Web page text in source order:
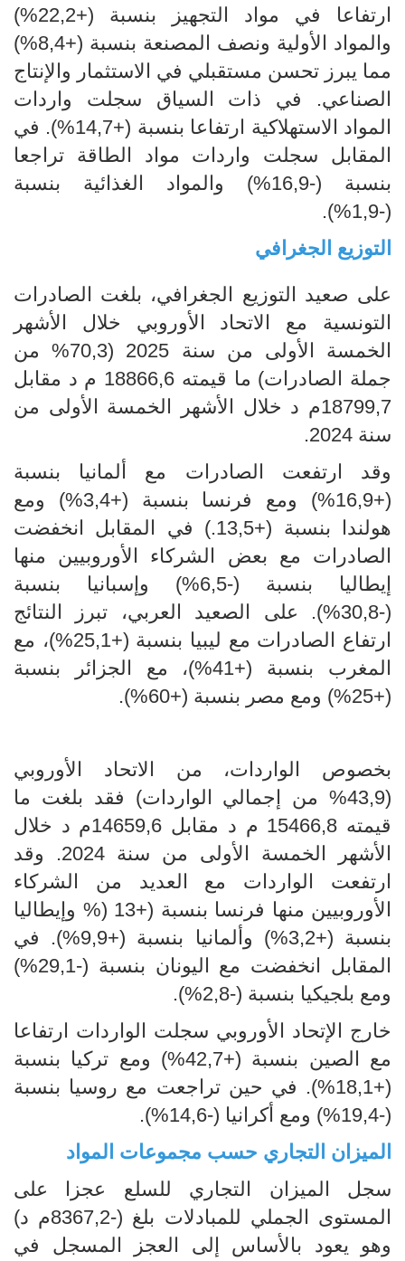
ارتفاعا في مواد التجهيز بنسبة (+22,2%)
والمواد الأولية ونصف المصنعة بنسبة (+8,4%)
مما يبرز تحسن مستقبلي في الاستثمار والإنتاج
الصناعي. في ذات السياق سجلت واردات
المواد الاستهلاكية ارتفاعا بنسبة (+14,7%). في
المقابل سجلت واردات مواد الطاقة تراجعا
بنسبة (-16,9%) والمواد الغذائية بنسبة
(-1,9%).
التوزيع الجغرافي
على صعيد التوزيع الجغرافي، بلغت الصادرات
التونسية مع الاتحاد الأوروبي خلال الأشهر
الخمسة الأولى من سنة 2025 (70,3% من
جملة الصادرات) ما قيمته 18866,6 م د مقابل
18799,7م د خلال الأشهر الخمسة الأولى من
سنة 2024.
وقد ارتفعت الصادرات مع ألمانيا بنسبة
(+16,9%) ومع فرنسا بنسبة (+3,4%) ومع
هولندا بنسبة (+13,5.) في المقابل انخفضت
الصادرات مع بعض الشركاء الأوروبيين منها
إيطاليا بنسبة (-6,5%) وإسبانيا بنسبة
(-30,8%). على الصعيد العربي، تبرز النتائج
ارتفاع الصادرات مع ليبيا بنسبة (+25,1%)، مع
المغرب بنسبة (+41%)، مع الجزائر بنسبة
(+25%) ومع مصر بنسبة (+60%).
بخصوص الواردات، من الاتحاد الأوروبي
(43,9% من إجمالي الواردات) فقد بلغت ما
قيمته 15466,8 م د مقابل 14659,6م د خلال
الأشهر الخمسة الأولى من سنة 2024. وقد
ارتفعت الواردات مع العديد من الشركاء
الأوروبيين منها فرنسا بنسبة (+13 (% وإيطاليا
بنسبة (+3,2%) وألمانيا بنسبة (+9,9%). في
المقابل انخفضت مع اليونان بنسبة (-29,1%)
ومع بلجيكيا بنسبة (-2,8%).
خارج الإتحاد الأوروبي سجلت الواردات ارتفاعا
مع الصين بنسبة (+42,7%) ومع تركيا بنسبة
(+18,1%). في حين تراجعت مع روسيا بنسبة
(-19,4%) ومع أكرانيا (-14,6%).
الميزان التجاري حسب مجموعات المواد
سجل الميزان التجاري للسلع عجزا على
المستوى الجملي للمبادلات بلغ (-8367,2م د)
وهو يعود بالأساس إلى العجز المسجل في